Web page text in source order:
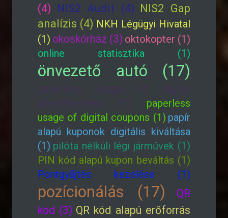
(4) NIS2 Audit (4) NIS2 Gap
analízis (4) NKH Légügyi Hivatal
(1) okoskórház (3) oktokopter (1)
online statisztika (1)
önvezető autó (17)
paperless
usage of digital coupons (1) papír
alapú kuponok digitális kiváltása
(1) pilóta nélküli légi járművek (1)
PIN kód alapú kupon beváltás (1)
Pontgyűjtés kezelése (1)
pozícionálás (17)
QR
kód (3) QR kód alapú erőforrás